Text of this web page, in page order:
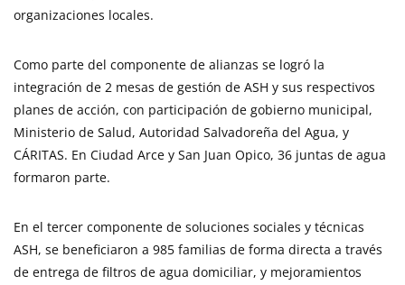
organizaciones locales.
Como parte del componente de alianzas se logró la
integración de 2 mesas de gestión de ASH y sus respectivos
planes de acción, con participación de gobierno municipal,
Ministerio de Salud, Autoridad Salvadoreña del Agua, y
CÁRITAS. En Ciudad Arce y San Juan Opico, 36 juntas de agua
formaron parte.
En el tercer componente de soluciones sociales y técnicas
ASH, se beneficiaron a 985 familias de forma directa a través
de entrega de filtros de agua domiciliar, y mejoramientos